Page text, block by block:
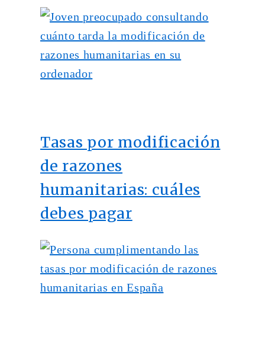
Tasas por modificación
de razones
humanitarias: cuáles
debes pagar